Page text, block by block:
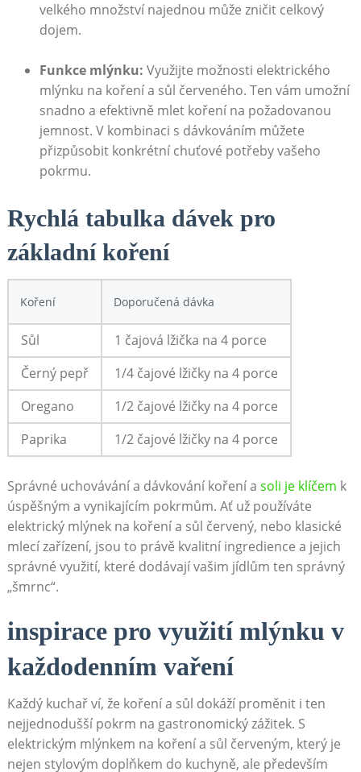
velkého množství najednou může zničit celkový
dojem.
Funkce mlýnku: Využijte možnosti ​elektrického
mlýnku na koření a sůl červeného. Ten vám umožní
snadno a efektivně mlet koření na požadovanou
jemnost. V kombinaci s dávkováním​ můžete
přizpůsobit konkrétní chuťové potřeby vašeho
pokrmu.
Rychlá tabulka dávek pro
základní ‍koření
Koření Doporučená dávka
Sůl
1 čajová lžička⁤ na 4 porce
Černý ⁤pepř
1/4 ‍čajové lžičky na 4 ‌porce
Oregano
1/2 čajové⁣ lžičky na 4 porce
Paprika
1/2 čajové lžičky na⁢ 4 porce
Správné‌ uchovávání a dávkování koření a ⁢ soli je klíčem k
úspěšným a vynikajícím pokrmům. Ať​ už používáte
elektrický mlýnek na koření a⁣ sůl ⁣červený,‌ nebo klasické
mlecí zařízení,⁣ jsou to ⁤právě kvalitní​ ingredience a jejich
‌správné⁢ využití,‍ které dodávají vašim jídlům ten správný
„šmrnc“.
inspirace pro využití mlýnku v
každodenním vaření
Každý kuchař ví, že koření a sůl dokáží proměnit​ i ten
nejjednodušší pokrm na gastronomický ‍zážitek. S
elektrickým mlýnkem na koření a sůl červeným, který je
nejen stylovým doplňkem do kuchyně, ale především